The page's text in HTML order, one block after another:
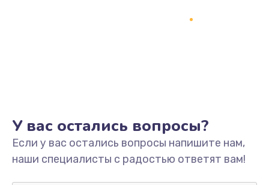
У вас остались вопросы?
Если у вас остались вопросы напишите нам,
наши специалисты с радостью ответят вам!